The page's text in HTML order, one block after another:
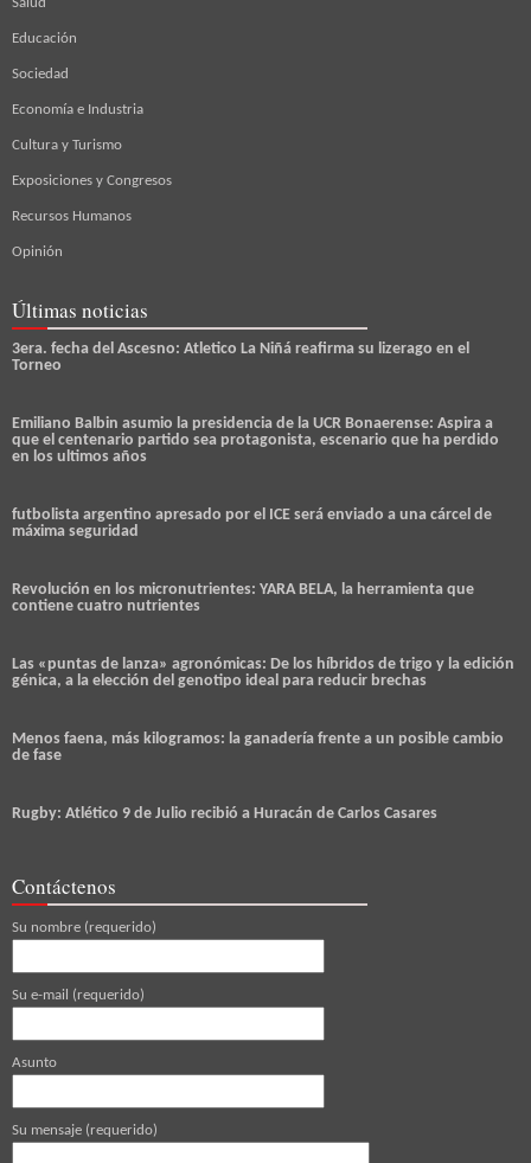
Salud
Educación
Sociedad
Economía e Industria
Cultura y Turismo
Exposiciones y Congresos
Recursos Humanos
Opinión
Últimas noticias
3era. fecha del Ascesno: Atletico La Niñá reafirma su lizerago en el
Torneo
Emiliano Balbin asumio la presidencia de la UCR Bonaerense: Aspira a
que el centenario partido sea protagonista, escenario que ha perdido
en los ultimos años
futbolista argentino apresado por el ICE será enviado a una cárcel de
máxima seguridad
Revolución en los micronutrientes: YARA BELA, la herramienta que
contiene cuatro nutrientes
Las «puntas de lanza» agronómicas: De los híbridos de trigo y la edición
génica, a la elección del genotipo ideal para reducir brechas
Menos faena, más kilogramos: la ganadería frente a un posible cambio
de fase
Rugby: Atlético 9 de Julio recibió a Huracán de Carlos Casares
Contáctenos
Su nombre (requerido)
Su e-mail (requerido)
Asunto
Su mensaje (requerido)